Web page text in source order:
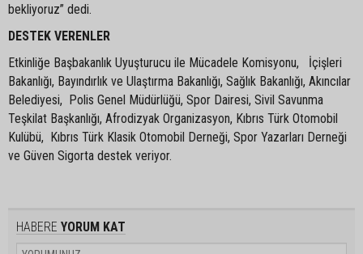
bekliyoruz” dedi.
DESTEK VERENLER
Etkinliğe Başbakanlık Uyuşturucu ile Mücadele Komisyonu, İçişleri
Bakanlığı, Bayındırlık ve Ulaştırma Bakanlığı, Sağlık Bakanlığı, Akıncılar
Belediyesi, Polis Genel Müdürlüğü, Spor Dairesi, Sivil Savunma
Teşkilat Başkanlığı, Afrodizyak Organizasyon, Kıbrıs Türk Otomobil
Kulübü, Kıbrıs Türk Klasik Otomobil Derneği, Spor Yazarları Derneği
ve Güven Sigorta destek veriyor.
HABERE YORUM KAT